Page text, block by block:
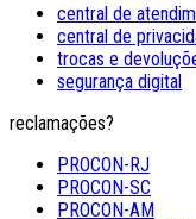
central de
central de
trocas e
segurança digital
reclamações?
PROCON-RJ
PROCON-SC
PROCON-AM